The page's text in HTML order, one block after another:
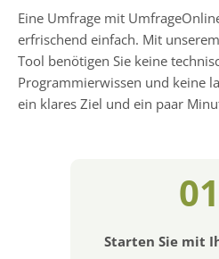
Eine Umfrage mit
erfrischend einfach. Mit
Tool benötigen Sie keine
Programmierwissen und keine
ein klares Ziel und ein paar
01
Starten Sie mit